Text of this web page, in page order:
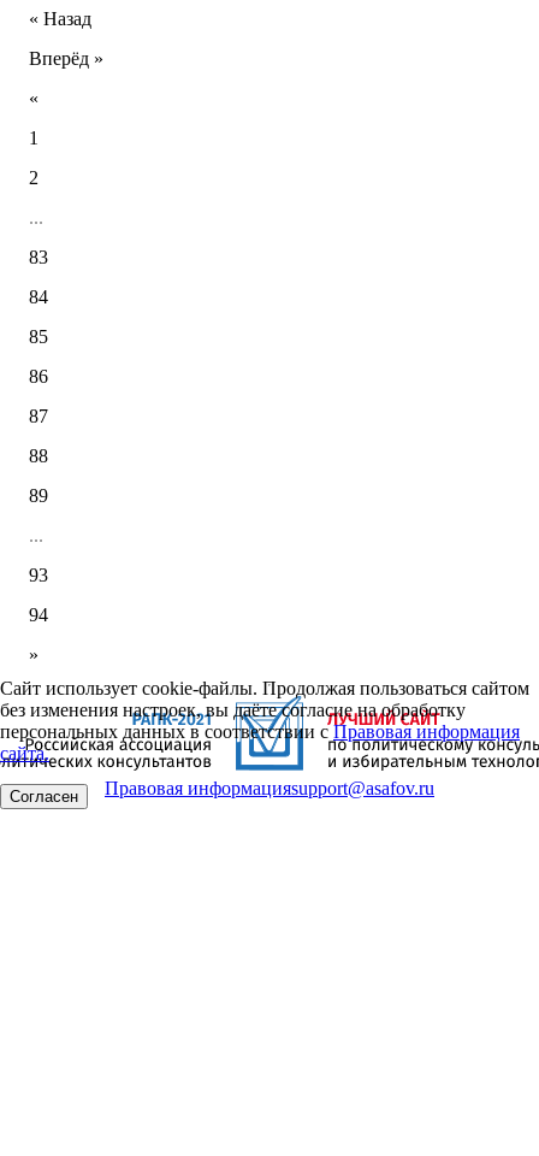
« Назад
Вперёд »
«
1
2
...
83
84
85
86
87
88
89
...
93
94
»
Сайт использует cookie-файлы. Продолжая пользоваться сайтом
без изменения настроек, вы даёте согласие на обработку
персональных данных в соответствии сПравовая информация
сайта.
Согласен Правовая информацияsupport@asafov.ru